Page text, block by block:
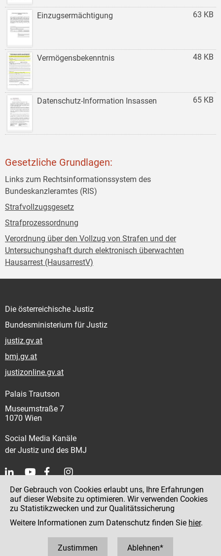
63 KB
Einzugsermächtigung
48 KB
Vermögensbekenntnis
65 KB
Datenschutz-Information Insassen
Gesetzliche Grundlagen:
Links zum Rechtsinformationssystem des
Bundeskanzleramtes (RIS)
Strafvollzugsgesetz
Strafprozessordnung
Verordnung über den Vollzug von Strafen und der
Untersuchungshaft durch elektronisch überwachten
Hausarrest (HausarrestV)
Die österreichische Justiz
Bundesministerium für Justiz
justiz.gv.at
bmj.gv.at
justizonline.gv.at
Palais Trautson
Museumstraße 7
1070 Wien
Social Media Kanäle
der Justiz und des BMJ
Kontakt
Impressum
Datenschutz
Der Gebrauch von Cookies erlaubt uns, Ihre Erfahrungen
auf dieser Website zu optimieren. Wir verwenden Cookies
zu Statistikzwecken und zur Qualitätssicherung
Weitere Informationen zum Datenschutz finden Sie hier.
Zustimmen Ablehnen*